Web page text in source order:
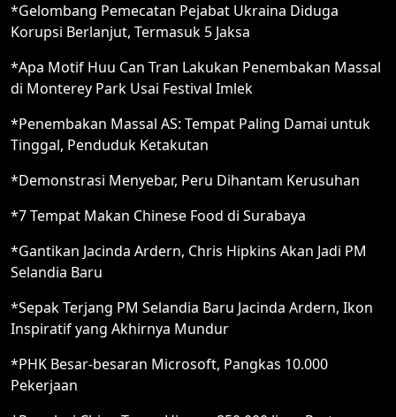
*Gelombang Pemecatan Pejabat Ukraina Diduga
Korupsi Berlanjut, Termasuk 5 Jaksa
*Apa Motif Huu Can Tran Lakukan Penembakan Massal
di Monterey Park Usai Festival Imlek
*Penembakan Massal AS: Tempat Paling Damai untuk
Tinggal, Penduduk Ketakutan
*Demonstrasi Menyebar, Peru Dihantam Kerusuhan
*7 Tempat Makan Chinese Food di Surabaya
*Gantikan Jacinda Ardern, Chris Hipkins Akan Jadi PM
Selandia Baru
*Sepak Terjang PM Selandia Baru Jacinda Ardern, Ikon
Inspiratif yang Akhirnya Mundur
*PHK Besar-besaran Microsoft, Pangkas 10.000
Pekerjaan